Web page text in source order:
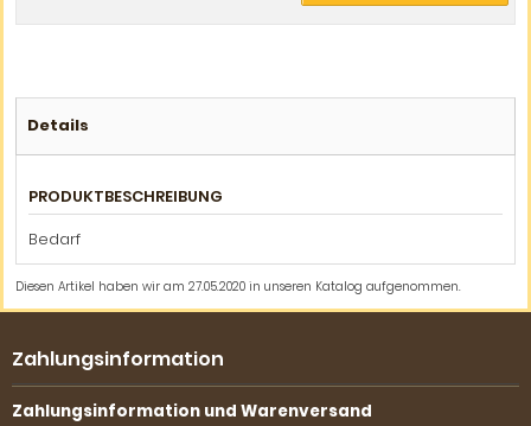
Details
PRODUKTBESCHREIBUNG
Bedarf
Diesen Artikel haben wir am 27.05.2020 in unseren Katalog aufgenommen.
Zahlungsinformation
Zahlungsinformation und Warenversand